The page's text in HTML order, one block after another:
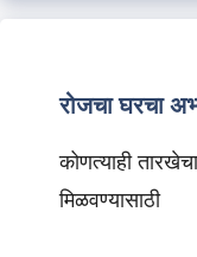
रोजचा घरचा
कोणत्याही
मिळवण्यासाठी